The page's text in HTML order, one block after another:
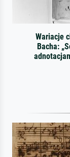
Wariacje
Bacha: